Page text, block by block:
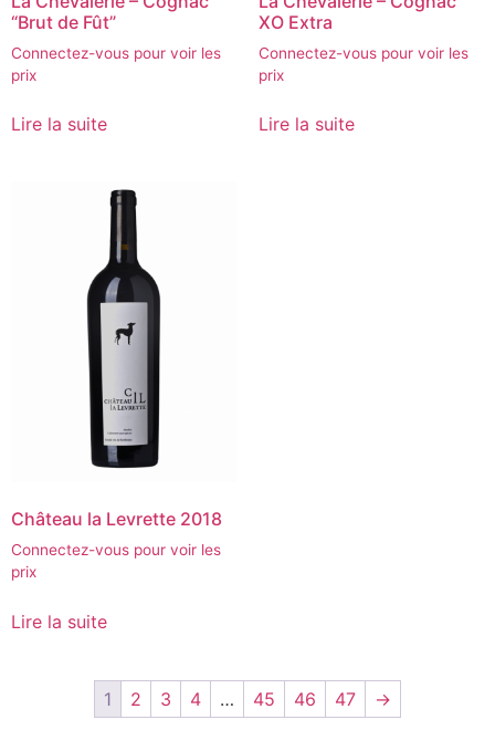
“Brut de Fût”
Connectez-vous pour voir les
prix
Lire la suite
XO Extra
Connectez-vous pour voir les
prix
Lire la suite
Château la Levrette 2018
Connectez-vous pour voir les
prix
Lire la suite
1 2 3 4 … 45 46 47 →